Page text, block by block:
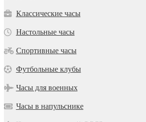
Классические часы
Настольные часы
Спортивные часы
Футбольные клубы
Часы для военных
Часы в напульснике